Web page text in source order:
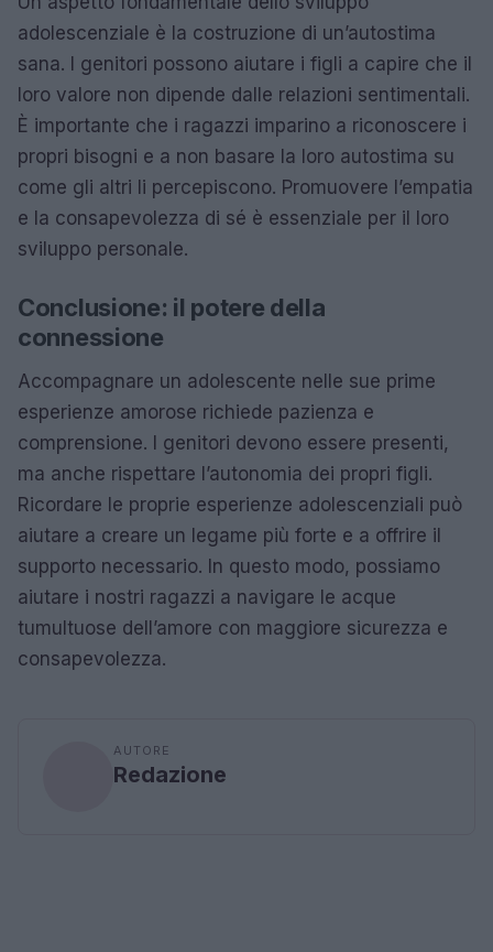
adolescenziale è la costruzione di un’autostima
sana. I genitori possono aiutare i figli a capire che il
loro valore non dipende dalle relazioni sentimentali.
È importante che i ragazzi imparino a riconoscere i
propri bisogni e a non basare la loro autostima su
come gli altri li percepiscono. Promuovere l’empatia
e la consapevolezza di sé è essenziale per il loro
sviluppo personale.
Conclusione: il potere della
connessione
Accompagnare un adolescente nelle sue prime
esperienze amorose richiede pazienza e
comprensione. I genitori devono essere presenti,
ma anche rispettare l’autonomia dei propri figli.
Ricordare le proprie esperienze adolescenziali può
aiutare a creare un legame più forte e a offrire il
supporto necessario. In questo modo, possiamo
aiutare i nostri ragazzi a navigare le acque
tumultuose dell’amore con maggiore sicurezza e
consapevolezza.
AUTORE
Redazione